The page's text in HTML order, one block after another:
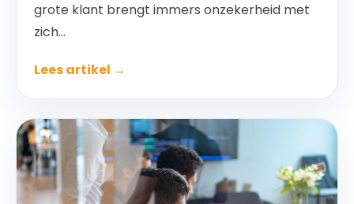
grote klant brengt immers onzekerheid met
zich...
Lees artikel →